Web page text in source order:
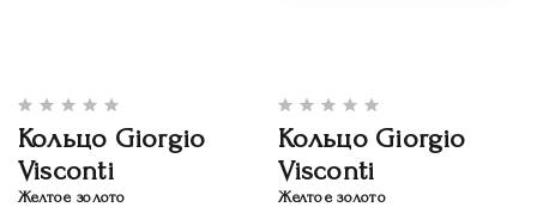
Кольцо Giorgio
Visconti
Желтое золото
Кольцо Giorgio
Visconti
Желтое золото